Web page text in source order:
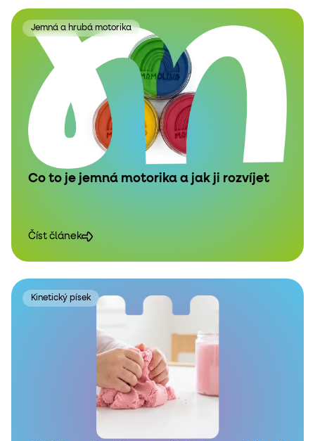
Jemná a hrubá motorika
Co to je jemná motorika a jak ji rozvíjet
Číst článek
Kinetický písek